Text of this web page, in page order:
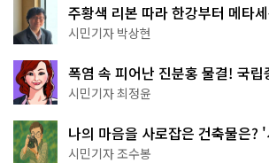
주황색 리본 따라 한강부터 메타
서울둘레길 15코스
시민기자 박상현
폭염 속 피어난 진분홍 물결! 국립
무 명소
시민기자 최정윤
나의 마음을 사로잡은 건축물은?
상작 공개!
시민기자 조수봉